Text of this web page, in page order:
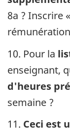
8a ? Inscrire
10. Pour la
enseignant,
d'heures
semaine ?
11. Ceci est